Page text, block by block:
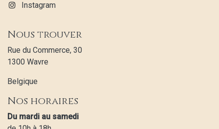
Instagram
Nous trouver
Rue du Commerce, 30
1300 Wavre
Belgique
Nos horaires
Du mardi au samedi